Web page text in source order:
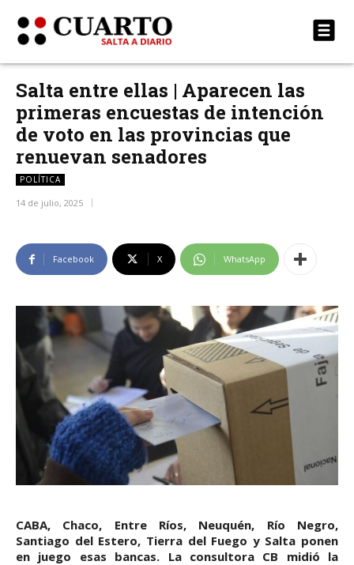
Salta entre ellas | Aparecen las
primeras encuestas de intención
de voto en las provincias que
renuevan senadores
POLÍTICA
14 de julio, 2025
Facebook X WhatsApp
CABA, Chaco, Entre Ríos, Neuquén, Río Negro,
Santiago del Estero, Tierra del Fuego y Salta ponen
en juego esas bancas. La consultora CB midió la